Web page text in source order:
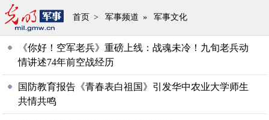
首页 > 军事频道 » 军事文化
《你好！空军老兵》重磅上线：战魂未冷！九旬老兵动
情讲述74年前空战经历
国防教育报告《青春表白祖国》引发华中农业大学师生
共情共鸣